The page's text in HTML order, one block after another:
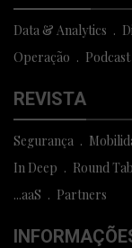
Data & Analytics
Operação
Podcast
REVISTA
Segurança
In Deep
Round
...aaS
Partners